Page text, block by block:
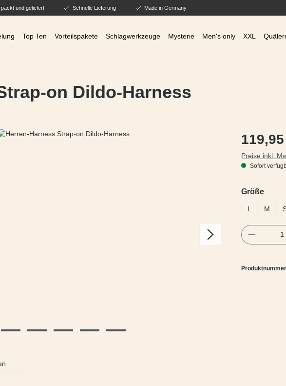
und geliefert Schnelle Lieferung Made in Germany
Top Ten Vorteilspakete Schlagwerkzeuge Mysterie Men's only XXL
on Dildo-Harness
Regulärer
Preise inkl.
Sofort
Größe
L M
Produkt